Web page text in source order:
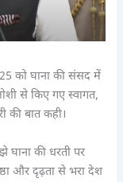
को घाना की संसद में
से किए गए स्वागत,
की बात कही।
की धरती पर
और दृढ़ता से भरा देश